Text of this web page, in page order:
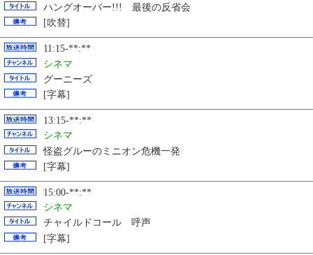
ハングオーバー!!! 最後の反省会
[吹替]
11:15-**:**
シネマ
グーニーズ
[字幕]
13:15-**:**
シネマ
怪盗グルーのミニオン危機一発
[字幕]
15:00-**:**
シネマ
チャイルドコール 呼声
[字幕]